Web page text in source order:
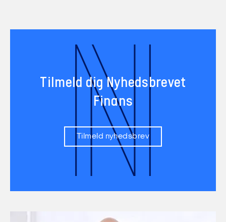
N
Tilmeld dig Nyhedsbrevet
Finans
Tilmeld nyhedsbrev